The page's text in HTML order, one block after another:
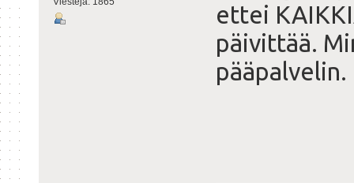
ettei
päivittää.
pääpalvelin.